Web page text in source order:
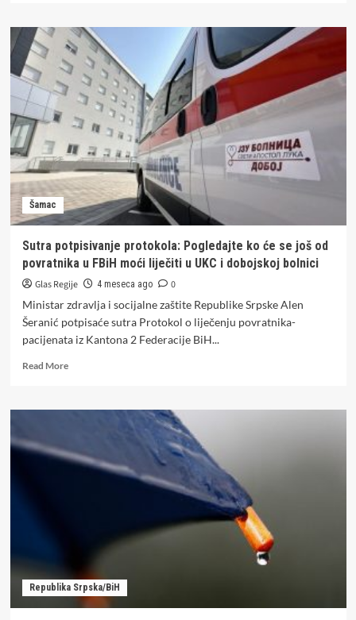
Horoskop
za
utorak,
21.
april
Šamac
Sutra potpisivanje protokola: Pogledajte ko će se još od
povratnika u FBiH moći liječiti u UKC i dobojskoj bolnici
Glas Regije 4 meseca ago
0
Ministar zdravlja i socijalne zaštite Republike Srpske Alen
Šeranić potpisaće sutra Protokol o liječenju povratnika-
pacijenata iz Kantona 2 Federacije BiH...
Read MoreRead
Sutra
Pogledajte
povratnika
FBiH
moći
liječiti
Republika Srpska/BiH